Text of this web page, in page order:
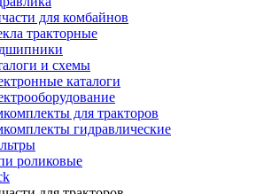
для комбайнов
тракторные
и схемы
каталоги
для тракторов
гидравлические
роликовые